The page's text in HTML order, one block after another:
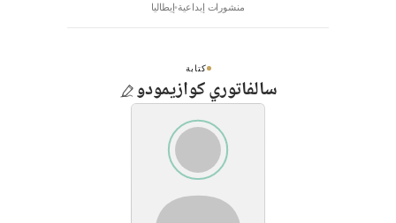
منشورات إبداعية إيطاليا
كتابة
سالفاتوري كوازيمودو